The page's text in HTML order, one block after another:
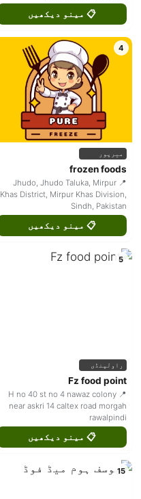
📋 مینو دیکھیں
4
میرپور
frozen foods
📍 Jhudo, Jhudo Taluka, Mirpur
Khas District, Mirpur Khas Division,
Sindh, Pakistan
📋 مینو دیکھیں
5
راولپنڈی
Fz food point
📍 H no 40 st no 4 nawaz colony
near askri 14 caltex road morgah
rawalpindi
📋 مینو دیکھیں
15